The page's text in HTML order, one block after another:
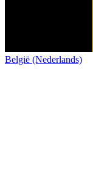
België (Nederlands)